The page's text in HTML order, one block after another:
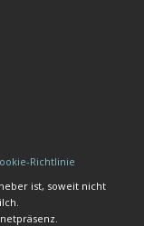
Richtlinie
ist, soweit nicht